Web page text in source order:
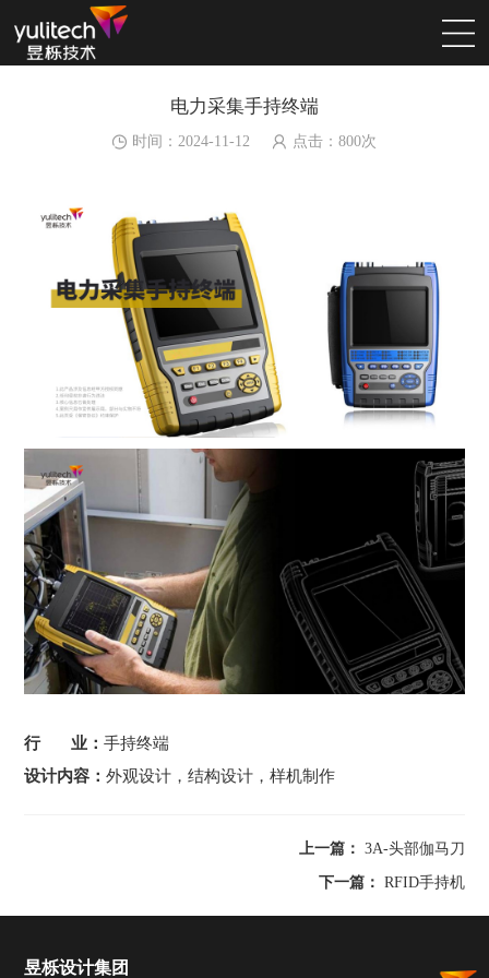
电力采集手持终端
时间：2024-11-12 点击： 800次
行 业：手持终端
设计内容：外观设计，结构设计，样机制作
上一篇： 3A-头部伽马刀
下一篇： RFID手持机
昱栎设计集团